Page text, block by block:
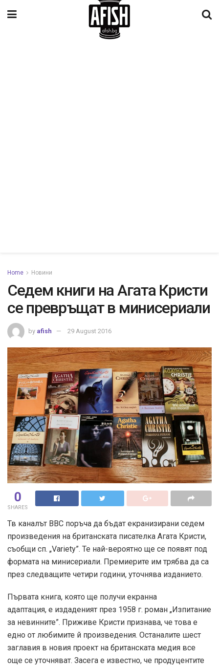
Home Новини
Седем книги на Агата Кристи
се превръщат в минисериали
by afish 29 August 2016
0
SHARES
Тв каналът ВВС поръча да бъдат екранизирани седем
произведения на британската писателка Агата Кристи,
съобщи сп. „Variety”. Те най-вероятно ще се появят под
формата на минисериали. Премиерите им трябва да са
през следващите четири години, уточнява изданието.
Първата книга, която ще получи екранна
адаптация, е издаденият през 1958 г. роман „Изпитание
за невинните”. Приживе Кристи признава, че това е
едно от любимите й произведения. Останалите шест
заглавия в новия проект на британската медия все
още се уточняват. Засега е известно, че продуцентите